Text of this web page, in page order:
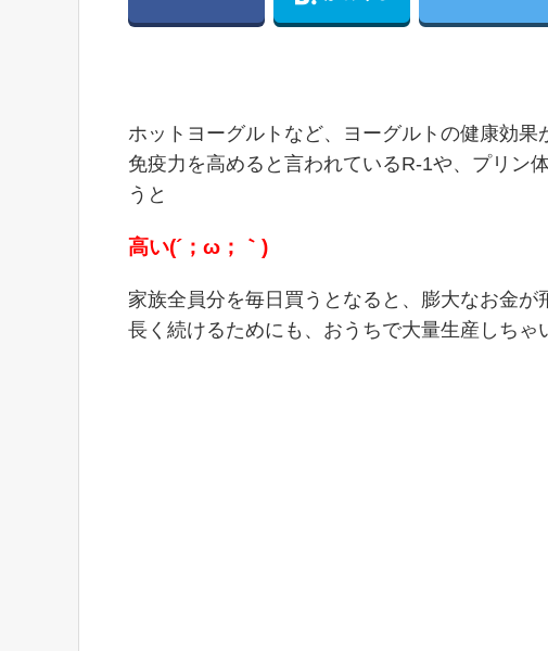
ホットヨーグルトなど、ヨーグルトの健康効果
免疫力を高めると言われているR-1や、プリン
うと
高い(´；ω；｀)
家族全員分を毎日買うとなると、膨大なお金が
長く続けるためにも、おうちで大量生産しちゃ